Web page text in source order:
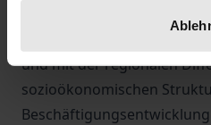
und mit der regionalen
sozioökonomischen